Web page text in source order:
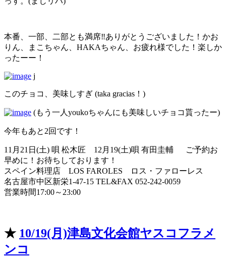
本番、一部、二部とも満席‼️ありがとうございました！かお
りん、まこちゃん、HAKAちゃん、お疲れ様でした！楽しか
ったーー！
j
このチョコ、美味しすぎ (taka gracias！)
(もう一人youkoちゃんにも美味しいチョコ貰ったー)
今年もあと2回です！
11月21日(土) 唄 松木匠 12月19(土)唄 有田圭輔 ご予約お
早めに！お待ちしております！
スペイン料理店 LOS FAROLES ロス・ファローレス
名古屋市中区新栄1-47-15 TEL&FAX 052-242-0059
営業時間17:00～23:00
★ 10/19(月)津島文化会館ヤスコフラメ
ンコ